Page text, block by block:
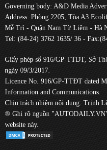
Governing body: A&D Media
Address: Phòng 2205, Tòa A3
Mễ Trì - Quận Nam Từ Liêm - Hà
Tel: (84-24) 3762 1635/ 36 -
Giấy phép số 916/GP-TTĐT, Sở
ngày 09/3/2017.
Licence No. 916/GP-TTĐT dated
Information and Communications.
Chịu trách nhiệm nội dung: Trịnh
® Ghi rõ nguồn
website này.